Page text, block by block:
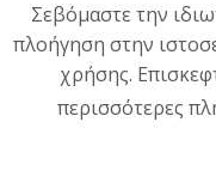
Σεβόμαστε την
πλοήγηση στην
χρήσης.
περισσότερες